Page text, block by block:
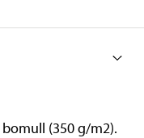
(350 g/m2).